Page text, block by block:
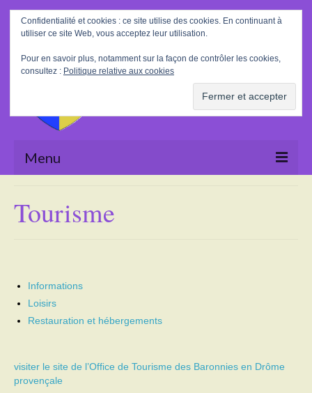
Rechercher
:
Menu
La Mairie
Tourisme
Actualités
Poésie
Tourisme
Informations
Loisirs
Restauration et hébergements
visiter le site de l’Office de Tourisme des Baronnies en Drôme
provençale
Confidentialité et cookies : ce site utilise des cookies. En continuant à
utiliser ce site Web, vous acceptez leur utilisation.
Pour en savoir plus, notamment sur la façon de contrôler les cookies,
consultez : Politique relative aux cookies